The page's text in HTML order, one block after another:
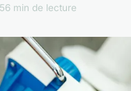
6 min de lecture